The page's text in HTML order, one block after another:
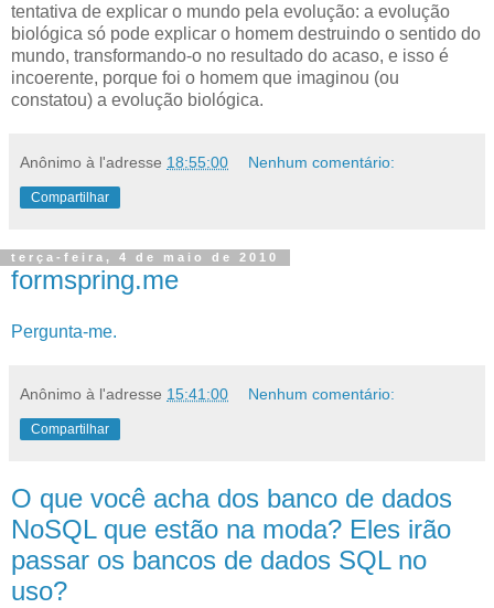
tentativa de explicar o mundo pela evolução: a evolução
biológica só pode explicar o homem destruindo o sentido do
mundo, transformando-o no resultado do acaso, e isso é
incoerente, porque foi o homem que imaginou (ou
constatou) a evolução biológica.
Anônimo à l'adresse 18:55:00 Nenhum comentário:
Compartilhar
terça-feira, 4 de maio de 2010
formspring.me
Pergunta-me.
Anônimo à l'adresse 15:41:00 Nenhum comentário:
Compartilhar
O que você acha dos banco de dados
NoSQL que estão na moda? Eles irão
passar os bancos de dados SQL no
uso?